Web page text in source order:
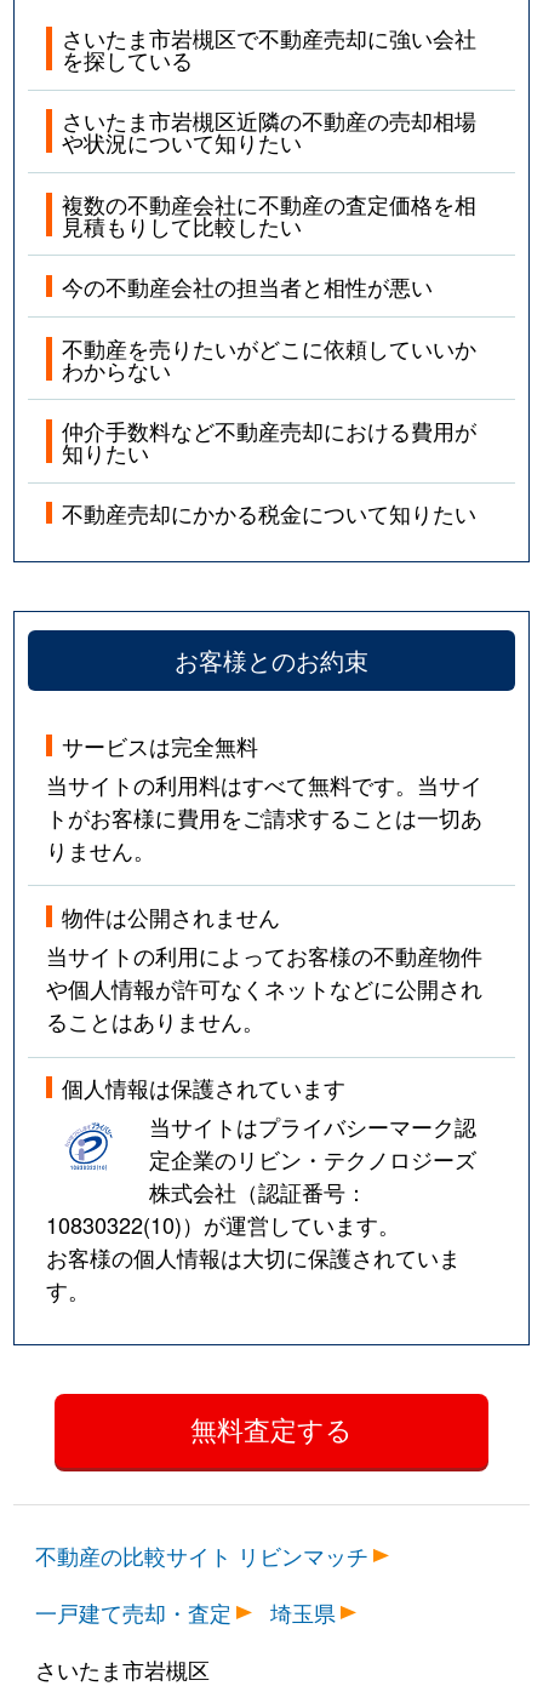
さいたま市岩槻区で不動産売却に強い会社
を探している
さいたま市岩槻区近隣の不動産の売却相場
や状況について知りたい
複数の不動産会社に不動産の査定価格を相
見積もりして比較したい
今の不動産会社の担当者と相性が悪い
不動産を売りたいがどこに依頼していいか
わからない
仲介手数料など不動産売却における費用が
知りたい
不動産売却にかかる税金について知りたい
お客様とのお約束
サービスは完全無料
当サイトの利用料はすべて無料です。当サイ
トがお客様に費用をご請求することは一切あ
りません。
物件は公開されません
当サイトの利用によってお客様の不動産物件
や個人情報が許可なくネットなどに公開され
ることはありません。
個人情報は保護されています
当サイトはプライバシーマーク認
定企業のリビン・テクノロジーズ
株式会社（認証番号：
10830322(10)）が運営しています。
お客様の個人情報は大切に保護されていま
す。
不動産の比較サイト リビンマッチ
一戸建て売却・査定
埼玉県
さいたま市岩槻区